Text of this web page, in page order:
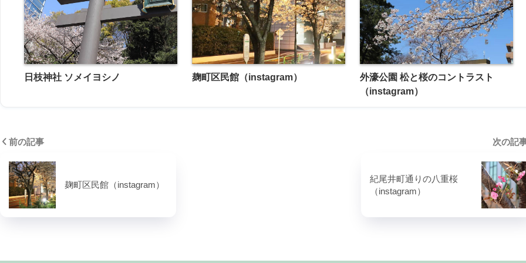
日枝神社 ソメイヨシノ 麹町区民館（instagram）
外濠公園 松と桜のコントラスト
（instagram）
前の記事
麹町区民館（instagram）
次の記
紀尾井町通りの八重桜
（instagram）